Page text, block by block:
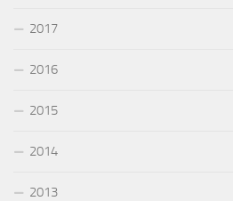
2017
2016
2015
2014
2013